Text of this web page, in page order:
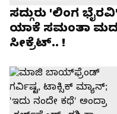
ಸದ್ಗುರು 'ಲಿಂಗ
ಯಾಕೆ ಸಮಂತಾ
ಸೀಕ್ರೆಟ್.. !